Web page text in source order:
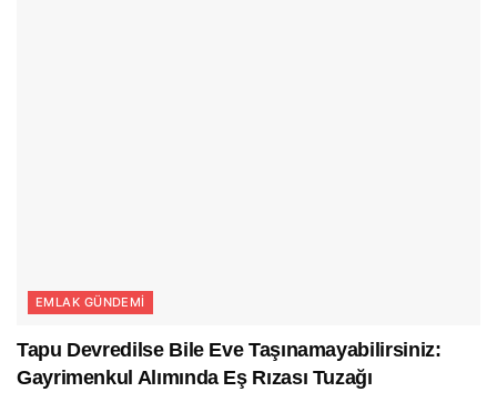
EMLAK GÜNDEMI
Tapu Devredilse Bile Eve Taşınamayabilirsiniz:
Gayrimenkul Alımında Eş Rızası Tuzağı